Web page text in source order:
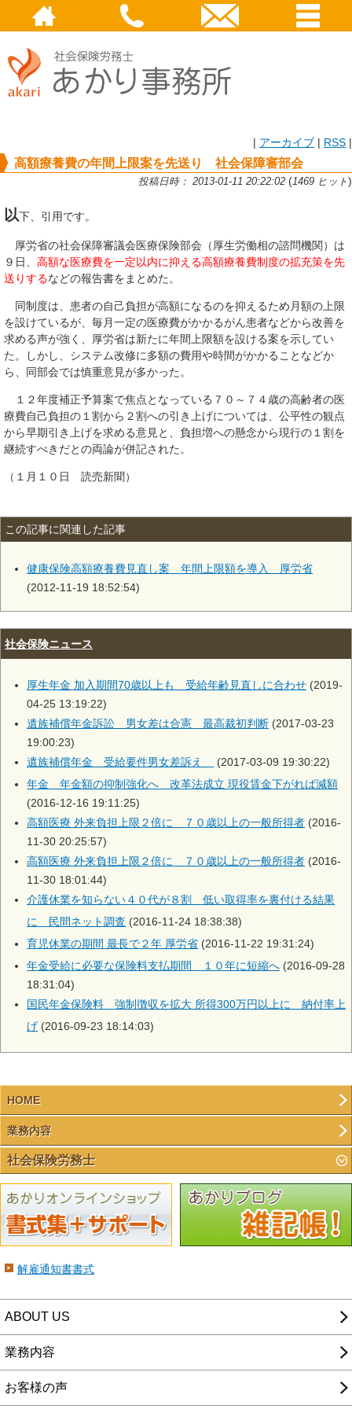
| アーカイブ | RSS |
高額療養費の年間上限案を先送り 社会保障審部会
投稿日時： 2013-01-11 20:22:02 (1469 ヒット)
以下、引用です。
厚労省の社会保障審議会医療保険部会（厚生労働相の諮問機関）は
９日、 高額な医療費を一定以内に抑える高額療養費制度の拡充策を先
送りするなどの報告書をまとめた。
同制度は、患者の自己負担が高額になるのを抑えるため月額の上限
を設けているが、毎月一定の医療費がかかるがん患者などから改善を
求める声が強く、厚労省は新たに年間上限額を設ける案を示してい
た。しかし、システム改修に多額の費用や時間がかかることなどか
ら、同部会では慎重意見が多かった。
１２年度補正予算案で焦点となっている７０～７４歳の高齢者の医
療費自己負担の１割から２割への引き上げについては、公平性の観点
から早期引き上げを求める意見と、負担増への懸念から現行の１割を
継続すべきだとの両論が併記された。
（１月１０日 読売新聞）
この記事に関連した記事
健康保険高額療養費見直し案 年間上限額を導入 厚労省
(2012-11-19 18:52:54)
社会保険ニュース
厚生年金 加入期間70歳以上も 受給年齢見直しに合わせ (2019-
04-25 13:19:22)
遺族補償年金訴訟 男女差は合憲 最高裁初判断 (2017-03-23
19:00:23)
遺族補償年金 受給要件男女差訴え
(2017-03-09 19:30:22)
年金 年金額の抑制強化へ 改革法成立 現役賃金下がれば減額
(2016-12-16 19:11:25)
高額医療 外来負担上限２倍に ７０歳以上の一般所得者 (2016-
11-30 20:25:57)
高額医療 外来負担上限２倍に ７０歳以上の一般所得者 (2016-
11-30 18:01:44)
介護休業を知らない４０代が８割 低い取得率を裏付ける結果
に 民間ネット調査 (2016-11-24 18:38:38)
育児休業の期間 最長で２年 厚労省 (2016-11-22 19:31:24)
年金受給に必要な保険料支払期間 １０年に短縮へ (2016-09-28
18:31:04)
国民年金保険料 強制徴収を拡大 所得300万円以上に 納付率上
げ (2016-09-23 18:14:03)
HOME
業務内容
社会保険労務士
解雇通知書書式
ABOUT US
業務内容
お客様の声